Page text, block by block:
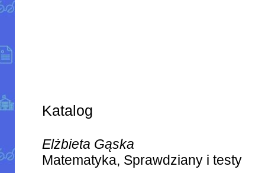
Katalog
Elżbieta Gąska
Matematyka, Sprawdziany i testy